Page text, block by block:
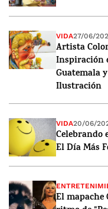
VIDA27/06/
Artista
Inspiración
Guatemala
Ilustración
VIDA20/06/
Celebrando
El Día Más
El